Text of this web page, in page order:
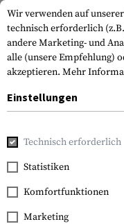
Home Tactical Gear
Blackhawk
CQC SERPA
Glock 26 / 27 /
Wir verwenden auf
technisch erforderlich
andere Marketing- und
alle (unsere Empfehlung)
akzeptieren. Mehr
Einstellungen
Technisch erforderlich
Statistiken
Komfortfunktionen
Marketing